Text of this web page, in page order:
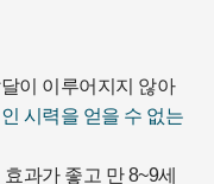
이 이루어지지 않아
시력을 얻을 수 없는
과가 좋고 만 8~9세